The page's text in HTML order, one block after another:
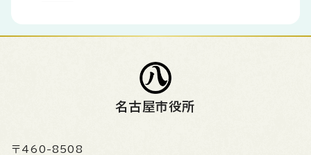
名古屋市役所
〒460-8508